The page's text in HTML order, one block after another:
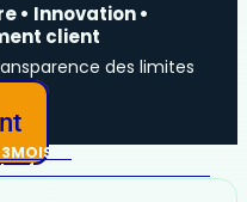
• Innovation •
client
des limites
3MOIS26
formules d'assurance